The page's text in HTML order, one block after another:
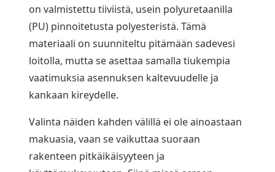
on valmistettu tiiviistä, usein polyuretaanilla
(PU) pinnoitetusta polyesteristä. Tämä
materiaali on suunniteltu pitämään sadevesi
loitolla, mutta se asettaa samalla tiukempia
vaatimuksia asennuksen kaltevuudelle ja
kankaan kireydelle.
Valinta näiden kahden välillä ei ole ainoastaan
makuasia, vaan se vaikuttaa suoraan
rakenteen pitkäikäisyyteen ja